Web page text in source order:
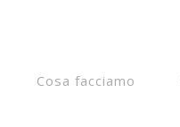
Cosa facciamo